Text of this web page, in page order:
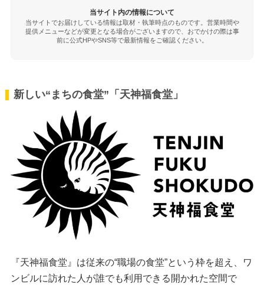
当サイト内の情報について
当サイトでお届けしている情報は取材・執筆時点のものです。営業時間や
提供メニューなどが変更となる場合がございますので、おでかけの際は事
前に公式HPやSNS等で最新情報をご確認ください。
新しい“まちの食堂”「天神福食堂」
『天神福食堂』は従来の“職場の食堂”という枠を超え、ワ
ンビルに訪れた人が誰でも利用できる開かれた空間で